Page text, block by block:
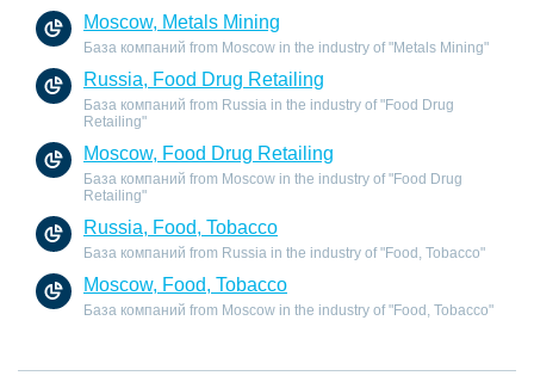
Moscow, Metals Mining
База компаний from Moscow in the industry of "Metals Mining"
Russia, Food Drug Retailing
База компаний from Russia in the industry of "Food Drug
Retailing"
Moscow, Food Drug Retailing
База компаний from Moscow in the industry of "Food Drug
Retailing"
Russia, Food, Tobacco
База компаний from Russia in the industry of "Food, Tobacco"
Moscow, Food, Tobacco
База компаний from Moscow in the industry of "Food, Tobacco"